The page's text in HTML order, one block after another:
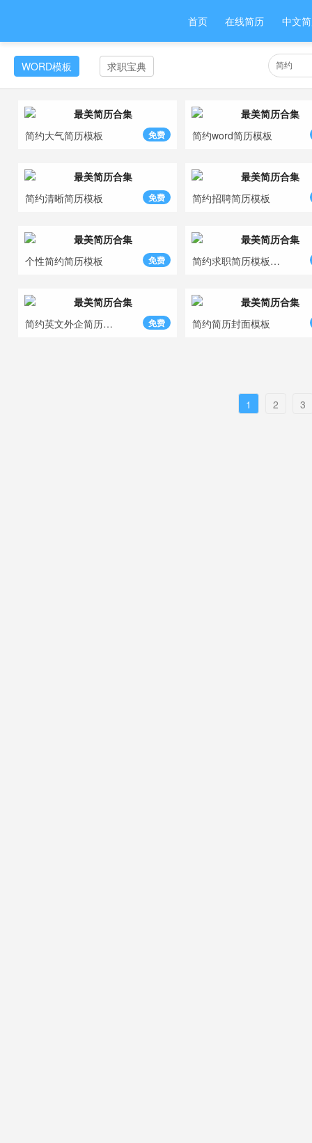
首页 在线简历 中文
WORD模板 求职宝典
免费
简约大气简历模板 简约word简历模板
免费
简约清晰简历模板 简约招聘简历模板
免费
个性简约简历模板 简约求职简历模板免费
免费
简约英文外企简历模板 简约简历封面模板
1 2 3